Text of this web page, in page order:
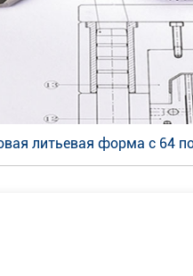
литьевая форма с 64